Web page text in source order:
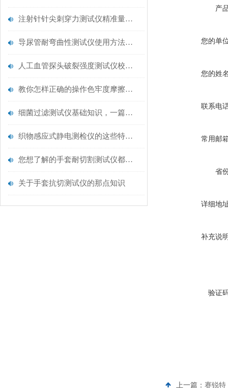
注射针针尖刺穿力测试仪精准量化针尖锋利度，构筑临床安全防线
导尿管耐弯曲性测试仪使用方法与操作规范
人工血管探头破裂强度测试仪校准规范：精准赋能医疗安全的技术基准
教你怎样正确的操作色牢度摩擦测试机
细菌过滤测试仪基础知识，一篇搞定
织物感应式静电测检仪的这些特点很少有人都知道
您想了解的手套耐切割测试仪都在这里了
关于手套抗切测试仪的那点知识
产
您的单
您的姓
联系电
常用邮
省
详细地
补充说
验证
上一篇： 赛锐特